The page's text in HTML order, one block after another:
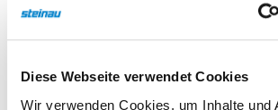
Diese Webseite verwendet Cookies
Wir verwenden Cookies, um Inhalte und
Beschreibung